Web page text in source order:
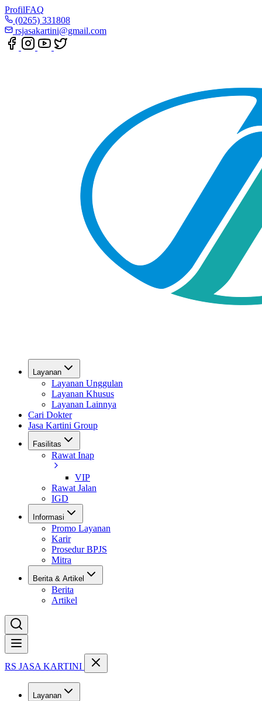
ProfilFAQ
(0265) 331808
rsjasakartini@gmail.com
Layanan
Layanan Unggulan
Layanan Khusus
Layanan Lainnya
Cari Dokter
Jasa Kartini Group
Fasilitas
Rawat Inap
VIP
Rawat Jalan
IGD
Informasi
Promo Layanan
Karir
Prosedur BPJS
Mitra
Berita & Artikel
Berita
Artikel
Buka menu
RS JASA KARTINI
Layanan